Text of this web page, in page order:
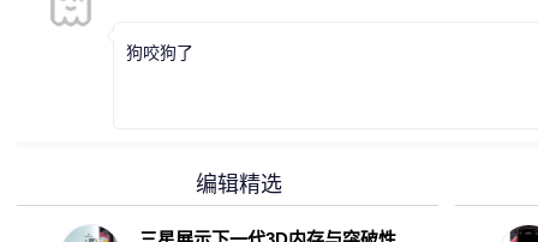
狗咬狗了
编辑精选